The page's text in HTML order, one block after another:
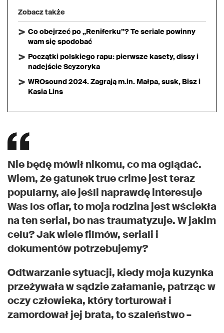
Zobacz także
Co obejrzeć po „Reniferku”? Te seriale powinny
wam się spodobać
Początki polskiego rapu: pierwsze kasety, dissy i
nadejście Scyzoryka
WROsound 2024. Zagrają m.in. Małpa, susk, Bisz i
Kasia Lins
Nie będę mówił nikomu, co ma oglądać.
Wiem, że gatunek true crime jest teraz
popularny, ale jeśli naprawdę interesuje
Was los ofiar, to moja rodzina jest wściekła
na ten serial, bo nas traumatyzuje. W jakim
celu? Jak wiele filmów, seriali i
dokumentów potrzebujemy?
Odtwarzanie sytuacji, kiedy moja kuzynka
przeżywała w sądzie załamanie, patrząc w
oczy człowieka, który torturował i
zamordował jej brata, to szaleństwo –